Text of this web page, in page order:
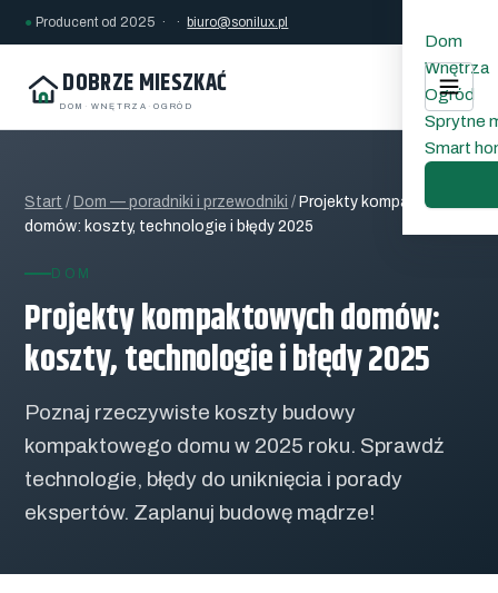
● Producent od 2025 · ·biuro@sonilux.pl
DOBRZE MIESZKAĆ
DOM · WNĘTRZA · OGRÓD
Dom
Wnętrza
Ogród
Sprytne
Smart
Start / Dom — poradniki i przewodniki / Projekty kompaktowych
domów: koszty, technologie i błędy 2025
DOM
Projekty kompaktowych domów:
koszty, technologie i błędy 2025
Poznaj rzeczywiste koszty budowy
kompaktowego domu w 2025 roku. Sprawdź
technologie, błędy do uniknięcia i porady
ekspertów. Zaplanuj budowę mądrze!